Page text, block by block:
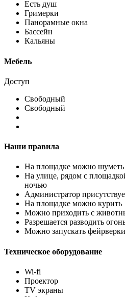
Есть душ
Гримерки
Панорамные окна
Бассейн
Кальяны
Мебель
Доступ
Свободный
Свободный
Наши правила
На площадке можно
На улице, рядом с
ночью
Администратор
На площадке можно курить
Можно приходить с
Разрешается разводить
Можно запускать фейрверки
Техническое оборудование
Wi-fi
Проектор
TV экраны